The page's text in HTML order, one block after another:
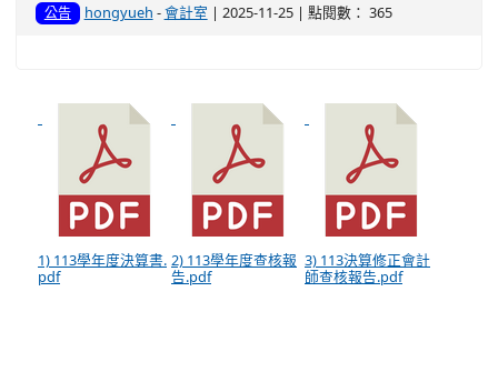
公告 hongyueh -會計室 | 2025-11-25 | 點閱數： 365
1) 113學年度決算書.
pdf
2) 113學年度查核報
告.pdf
3) 113決算修正會計
師查核報告.pdf